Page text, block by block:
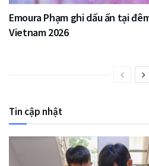
Emoura Phạm ghi dấu ấn tại
Vietnam 2026
Tin cập nhật